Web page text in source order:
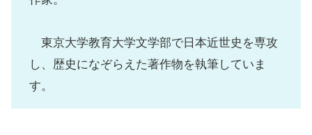
東京大学教育大学文学部で日本近世史を専攻
し、歴史になぞらえた著作物を執筆していま
す。